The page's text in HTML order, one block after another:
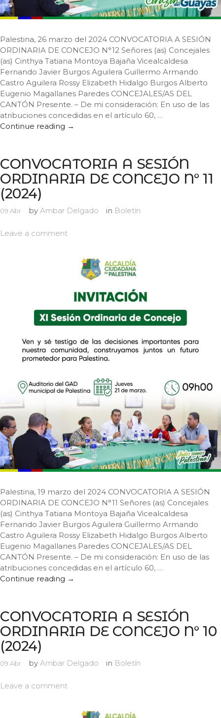
Palestina, 26 marzo del 2024 CONVOCATORIA A SESIÓN
ORDINARIA DE CONCEJO N°12 Señores (as) Concejales
(as) Cinthya Tatiana Montoya Bajaña Vicealcaldesa
Fernando Javier Burgos Aguilera Guillermo Armando
Castro Aguilera Rossy Elizabeth Hidalgo Burgos Alberto
Eugenio Magallanes Paredes CONCEJALES/AS DEL
CANTÓN Presente. – De mi consideración: En uso de las
atribuciones concedidas en el artículo 60, …
Continue reading CONVOCATORIA A SESIÓN ORDINARIA
→
CONVOCATORIA A SESIÓN
ORDINARIA DE CONCEJO N° 11
(2024)
09 Abr by Ambar Delgado in Boletín
Leave a comment
Palestina, 19 marzo del 2024 CONVOCATORIA A SESIÓN
ORDINARIA DE CONCEJO N°11 Señores (as) Concejales
(as) Cinthya Tatiana Montoya Bajaña Vicealcaldesa
Fernando Javier Burgos Aguilera Guillermo Armando
Castro Aguilera Rossy Elizabeth Hidalgo Burgos Alberto
Eugenio Magallanes Paredes CONCEJALES/AS DEL
CANTÓN Presente. – De mi consideración: En uso de las
atribuciones concedidas en el artículo 60, …
Continue reading CONVOCATORIA A SESIÓN ORDINARIA
→
CONVOCATORIA A SESIÓN
ORDINARIA DE CONCEJO N° 10
(2024)
09 Abr by Ambar Delgado in Boletín
Leave a comment